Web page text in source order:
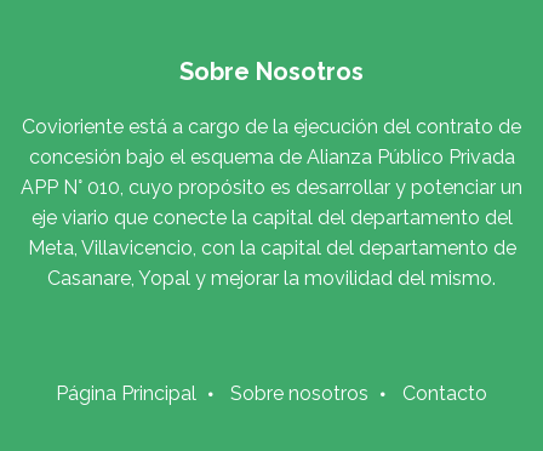
Sobre Nosotros
Covioriente está a cargo de la ejecución del contrato de
concesión bajo el esquema de Alianza Público Privada
APP N° 010, cuyo propósito es desarrollar y potenciar un
eje viario que conecte la capital del departamento del
Meta, Villavicencio, con la capital del departamento de
Casanare, Yopal y mejorar la movilidad del mismo.
Página Principal Sobre nosotros Contacto